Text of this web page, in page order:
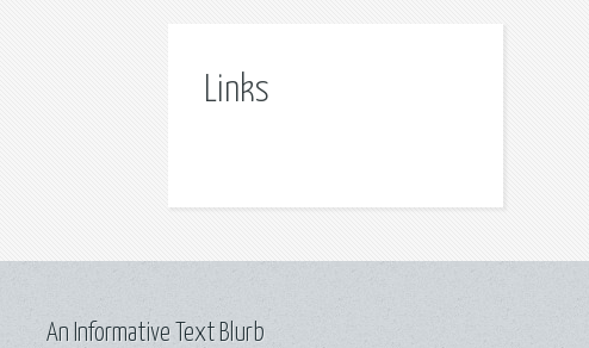
Links
An Informative Text Blurb